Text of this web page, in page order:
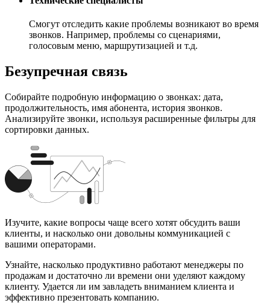
Смогут отследить какие проблемы возникают во время
звонков. Например, проблемы со сценариями,
голосовым меню, маршрутизацией и т.д.
Безупречная связь
Собирайте подробную информацию о звонках: дата,
продолжительность, имя абонента, история звонков.
Анализируйте звонки, используя расширенные фильтры для
сортировки данных.
Изучите, какие вопросы чаще всего хотят обсудить ваши
клиенты, и насколько они довольны коммуникацией с
вашими операторами.
Узнайте, насколько продуктивно работают менеджеры по
продажам и достаточно ли времени они уделяют каждому
клиенту. Удается ли им завладеть вниманием клиента и
эффективно презентовать компанию.